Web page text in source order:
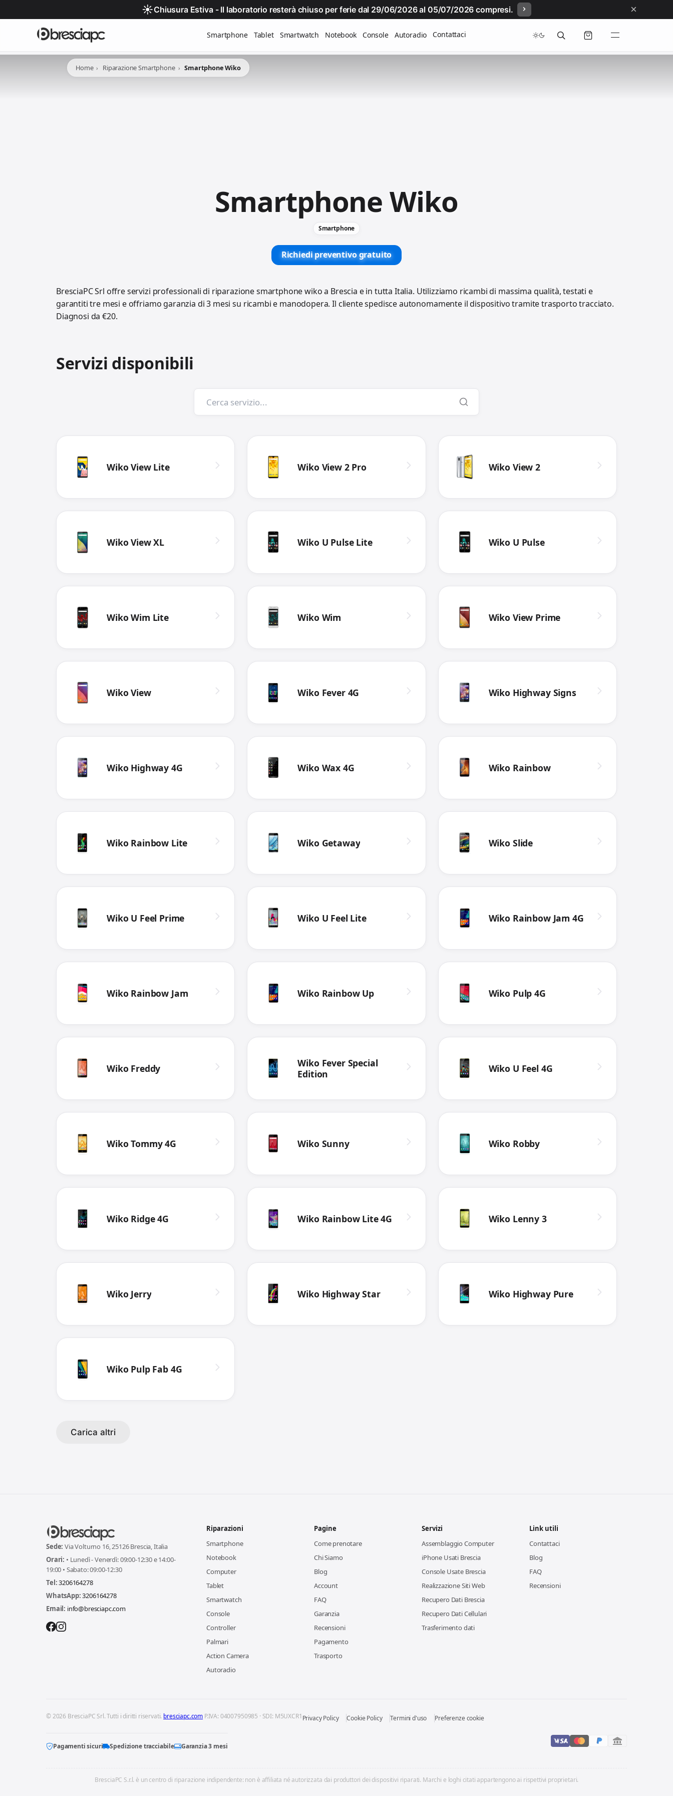
☀️Chiusura Estiva - Il laboratorio resterà chiuso per ferie dal 29/06/2026 al 05/07/2026 compresi. ×
Smartphone Tablet Smartwatch Notebook Console Autoradio Contattaci
Home Riparazione Smartphone Smartphone Wiko
Smartphone Wiko
Smartphone
Richiedi preventivo gratuito
BresciaPC Srl offre servizi professionali di riparazione smartphone wiko a Brescia e in tutta Italia. Utilizziamo ricambi di massima qualità, testati e
garantiti tre mesi e offriamo garanzia di 3 mesi su ricambi e manodopera. Il cliente spedisce autonomamente il dispositivo tramite trasporto tracciato.
Diagnosi da €20.
Servizi disponibili
Wiko View Lite Wiko View 2 Pro Wiko View 2
Wiko View XL Wiko U Pulse Lite Wiko U Pulse
Wiko Wim Lite Wiko Wim Wiko View Prime
Wiko View Wiko Fever 4G Wiko Highway Signs
Wiko Highway 4G Wiko Wax 4G Wiko Rainbow
Wiko Rainbow Lite Wiko Getaway Wiko Slide
Wiko U Feel Prime Wiko U Feel Lite Wiko Rainbow Jam 4G
Wiko Rainbow Jam Wiko Rainbow Up Wiko Pulp 4G
Wiko Freddy
Wiko Fever Special
Edition
Wiko U Feel 4G
Wiko Tommy 4G Wiko Sunny Wiko Robby
Wiko Ridge 4G Wiko Rainbow Lite 4G Wiko Lenny 3
Wiko Jerry Wiko Highway Star Wiko Highway Pure
Wiko Pulp Fab 4G
Carica altri
Sede: Via Volturno 16, 25126 Brescia, Italia
Orari: • Lunedì - Venerdì: 09:00-12:30 e 14:00-
19:00 • Sabato: 09:00-12:30
Tel:3206164278
WhatsApp:3206164278
Email: info@bresciapc.com
Riparazioni
Smartphone
Notebook
Computer
Tablet
Smartwatch
Console
Controller
Palmari
Action Camera
Autoradio
Pagine
Come prenotare
Chi Siamo
Blog
Account
FAQ
Garanzia
Recensioni
Pagamento
Trasporto
Servizi
Assemblaggio Computer
iPhone Usati Brescia
Console Usate Brescia
Realizzazione Siti Web
Recupero Dati Brescia
Recupero Dati Cellulari
Trasferimento dati
Link utili
Contattaci
Blog
FAQ
Recensioni
© 2026 BresciaPC Srl. Tutti i diritti riservati. bresciapc.com P.IVA: 04007950985 · SDI: M5UXCR1 Privacy Policy Cookie Policy Termini d'uso Preferenze cookie
Pagamenti sicuri Spedizione tracciabile Garanzia 3 mesi
BresciaPC S.r.l. è un centro di riparazione indipendente: non è affiliata né autorizzata dai produttori dei dispositivi riparati. Marchi e loghi citati appartengono ai rispettivi proprietari.